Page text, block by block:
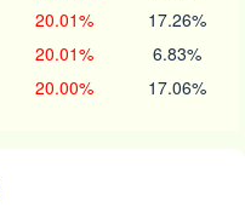
20.01% 17.26%
20.01% 6.83%
20.00% 17.06%